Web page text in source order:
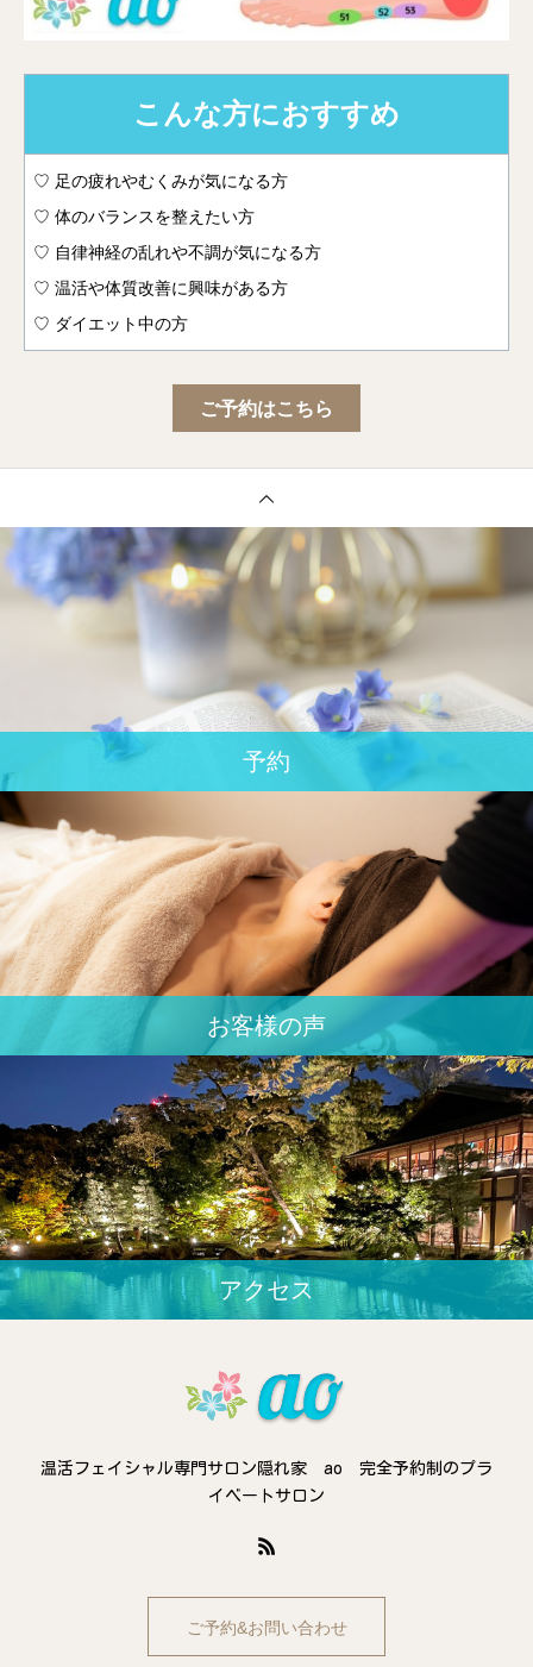
こんな方におすすめ
♡ 足の疲れやむくみが気になる方
♡ 体のバランスを整えたい方
♡ 自律神経の乱れや不調が気になる方
♡ 温活や体質改善に興味がある方
♡ ダイエット中の方
ご予約はこちら
予約
お客様の声
アクセス
温活フェイシャル専門サロン隠れ家 ao 完全予約制のプラ
イベートサロン
ご予約&お問い合わせ